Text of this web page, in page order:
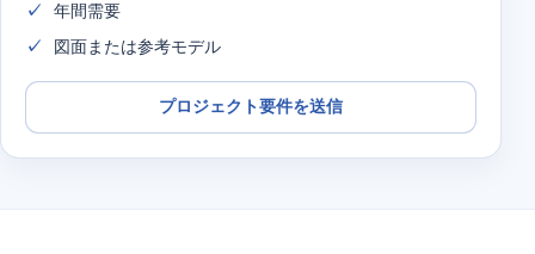
年間需要
図面または参考モデル
プロジェクト要件を送信